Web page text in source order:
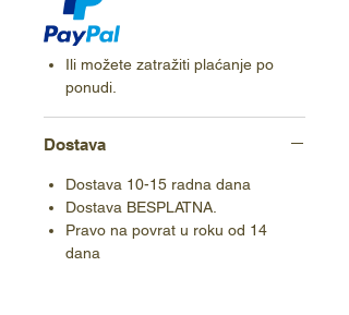
Ili možete zatražiti plaćanje po
ponudi.
Dostava
Dostava 10-15 radna dana
Dostava BESPLATNA.
Pravo na povrat u roku od 14
dana